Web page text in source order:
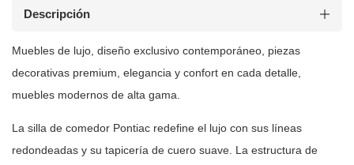
Descripción
Muebles de lujo, diseño exclusivo contemporáneo, piezas
decorativas premium, elegancia y confort en cada detalle,
muebles modernos de alta gama.
La silla de comedor Pontiac redefine el lujo con sus líneas
redondeadas y su tapicería de cuero suave. La estructura de